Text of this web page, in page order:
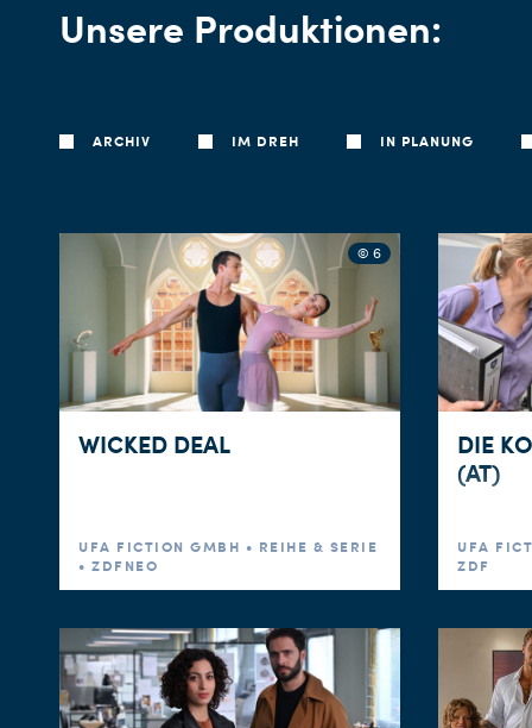
Unsere Produktionen:
ARCHIV IM DREH IN PLANUNG
© 6
WICKED DEAL
UFA FICTION GMBH • REIHE & SERIE
• ZDFNEO
DIE
(AT)
UFA
ZDF